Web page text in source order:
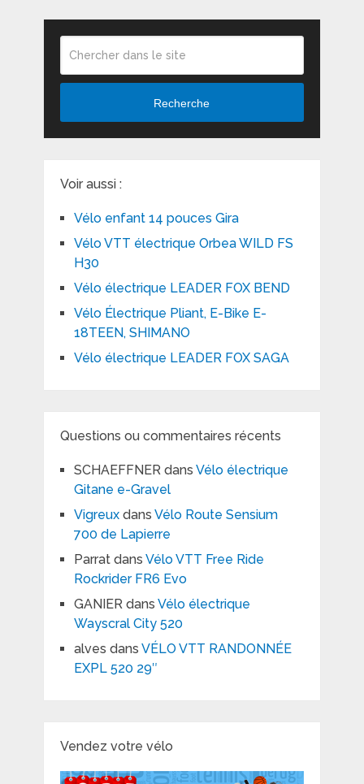
Recherche
Voir aussi :
Vélo enfant 14 pouces Gira
Vélo VTT électrique Orbea WILD FS
H30
Vélo électrique LEADER FOX BEND
Vélo Électrique Pliant, E-Bike E-
18TEEN, SHIMANO
Vélo électrique LEADER FOX SAGA
Questions ou commentaires récents
SCHAEFFNERdans Vélo électrique
Gitane e-Gravel
Vigreuxdans Vélo Route Sensium
700 de Lapierre
Parratdans Vélo VTT Free Ride
Rockrider FR6 Evo
GANIERdans Vélo électrique
Wayscral City 520
alves dans VÉLO VTT RANDONNÉE
EXPL 520 29″
Vendez votre vélo